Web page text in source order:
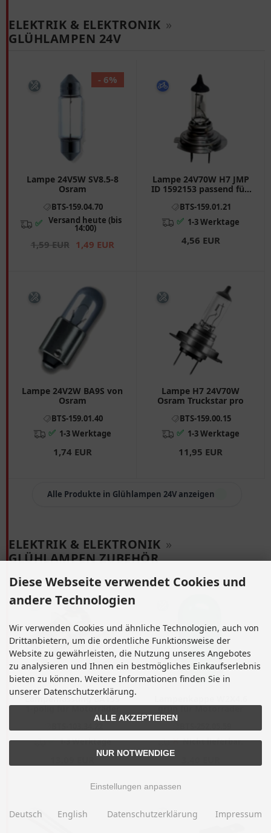
ELEKTRIK & ELEKTRONIK »
GLÜHLAMPEN 24V
Lampe 24V5W SV8.5-8
Osram
BTS-159.04.70
✅ Versand heute (bis
14:00)
1,59 EUR 1,49 EUR
- 6%
Lampe 24V70W H7 JMP
ID 1592153 passend für:
XEvo
BTS-159.01.21
✅ 1-3 Werktage
4,56 EUR
Lampe 24V2W BA9S von
Osram
BTS-159.01.40
✅ 1-3 Werktage
1,74 EUR
Lampe H7 24V70W
Osram Truckstar pro
BTS-159.00.15
✅ 1-3 Werktage
11,95 EUR
Alle Produkte in Glühlampen 24V anzeigen
ELEKTRIK & ELEKTRONIK »
GLÜHLAMPEN ZUBEHÖR
Lampenfassung BA15S
1-polig für Motorräder
✅ 1-3 Werktage
grün für Motorräder
❌ Nicht lieferbar.
Diese Webseite verwendet Cookies und
andere Technologien
Wir verwenden Cookies und ähnliche Technologien, auch von
Drittanbietern, um die ordentliche Funktionsweise der
Website zu gewährleisten, die Nutzung unseres Angebotes
zu analysieren und Ihnen ein bestmögliches Einkaufserlebnis
bieten zu können. Weitere Informationen finden Sie in
unserer Datenschutzerklärung.
ALLE AKZEPTIEREN
NUR NOTWENDIGE
Einstellungen anpassen
Deutsch English Datenschutzerklärung Impressum